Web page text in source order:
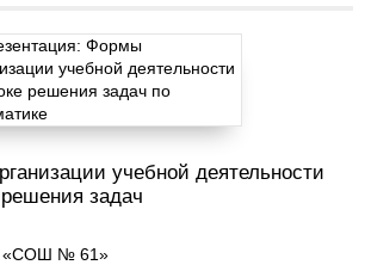
учебной деятельности
задач
«СОШ № 61»